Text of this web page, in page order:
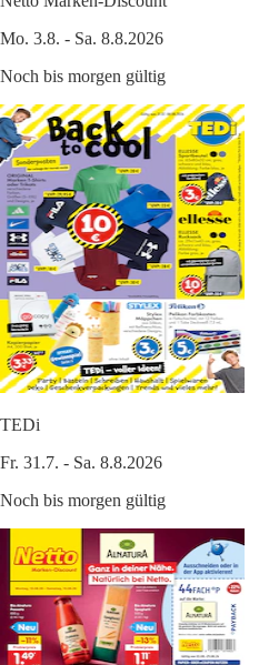
Mo. 3.8. - Sa. 8.8.2026
Noch bis morgen gültig
TEDi
Fr. 31.7. - Sa. 8.8.2026
Noch bis morgen gültig